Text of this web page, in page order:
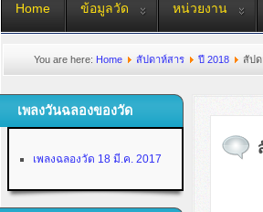
Home ข้อมูลวัด หน่วยงาน
You are here: Home สัปดาห์สาร ปี 2018 สัปด
เพลงวันฉลองของวัด
เพลงฉลองวัด 18 มี.ค. 2017